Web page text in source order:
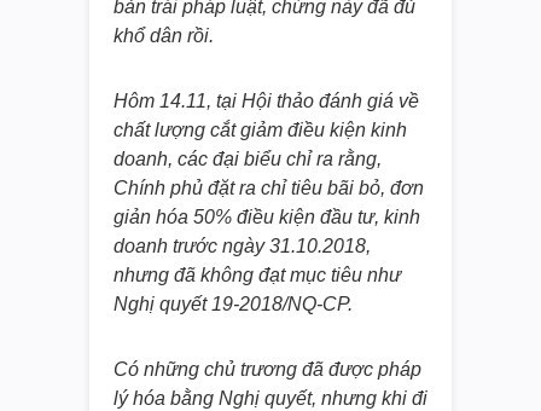
bản trái pháp luật, chừng này đã đủ
khổ dân rồi.
Hôm 14.11, tại Hội thảo đánh giá về
chất lượng cắt giảm điều kiện kinh
doanh, các đại biểu chỉ ra rằng,
Chính phủ đặt ra chỉ tiêu bãi bỏ, đơn
giản hóa 50% điều kiện đầu tư, kinh
doanh trước ngày 31.10.2018,
nhưng đã không đạt mục tiêu như
Nghị quyết 19-2018/NQ-CP.
Có những chủ trương đã được pháp
lý hóa bằng Nghị quyết, nhưng khi đi